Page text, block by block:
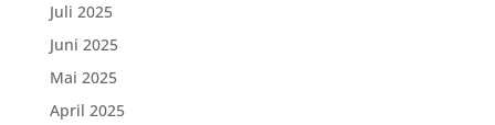
Juli 2025
Juni 2025
Mai 2025
April 2025